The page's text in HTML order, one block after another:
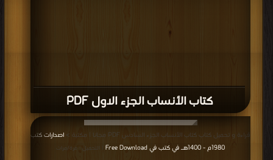
كتاب الأنساب الجزء الاول PDF
قراءة و تحميل كتاب كتاب الأنساب الجزء السادس PDF مجانا | مكتبة >
اصدارات كتب
1980م - 1400هـ في كتب في Free Download
| التحميل : مرة/مرات